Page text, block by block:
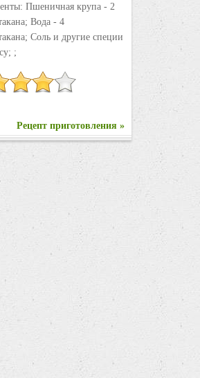
Пшеничная крупа - 2
Вода - 4
Соль и другие специи
;
Рецепт приготовления »